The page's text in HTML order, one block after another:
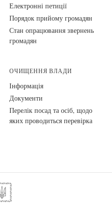
Електронні петиції
Порядок прийому громадян
Стан опрацювання звернень
громадян
ОЧИЩЕННЯ ВЛАДИ
Інформація
Документи
Перелік посад та осіб, щодо
яких проводиться перевірка